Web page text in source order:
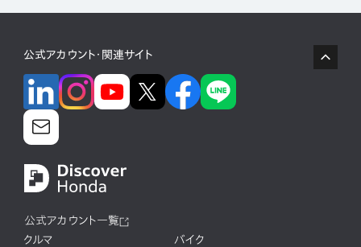
公式アカウント・関連サイト
公式アカウント一覧
クルマ
バイク